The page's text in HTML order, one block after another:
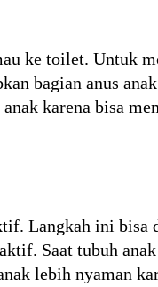
ke toilet. Untuk
bagian anus
karena bisa
Langkah ini
Saat tubuh
lebih nyaman